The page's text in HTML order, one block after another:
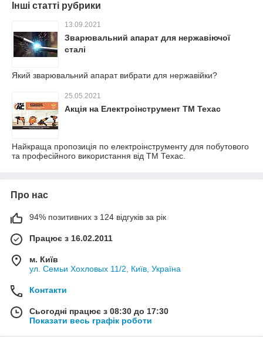
Інші статті рубрики
13.09.2021
Зварювальний апарат для нержавіючої
сталі
Який зварювальний апарат вибрати для нержавійки?
25.05.2021
Акція на Електроінструмент ТМ Техас
Найкраща пропозиція по електроінструменту для побутового
та професійного використання від ТМ Техас.
Про нас
94% позитивних з 124 відгуків за рік
Працює з 16.02.2011
м. Київ
ул. Семьи Хохловых 11/2, Київ, Україна
Контакти
Сьогодні працює з 08:30 до 17:30
Показати весь графік роботи